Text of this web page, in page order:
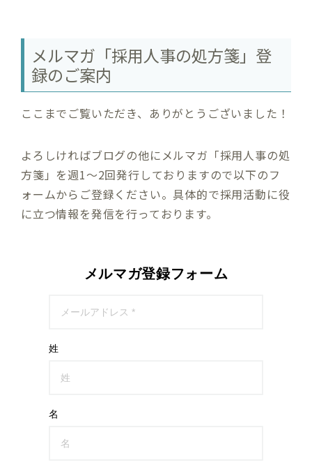
メルマガ「採用人事の処方箋」登
録のご案内
ここまでご覧いただき、ありがとうございました！
よろしければブログの他にメルマガ「採用人事の処
方箋」を週1～2回発行しておりますので以下のフ
ォームからご登録ください。具体的で採用活動に役
に立つ情報を発信を行っております。
メルマガ登録フォーム
姓
名